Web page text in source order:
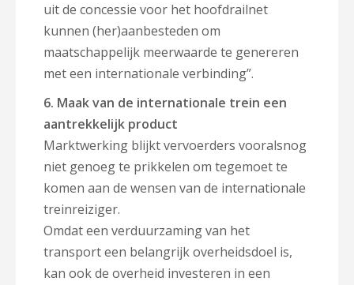
uit de concessie voor het hoofdrailnet
kunnen (her)aanbesteden om
maatschappelijk meerwaarde te genereren
met een internationale verbinding”.
6. Maak van de internationale trein een
aantrekkelijk product
Marktwerking blijkt vervoerders vooralsnog
niet genoeg te prikkelen om tegemoet te
komen aan de wensen van de internationale
treinreiziger.
Omdat een verduurzaming van het
transport een belangrijk overheidsdoel is,
kan ook de overheid investeren in een